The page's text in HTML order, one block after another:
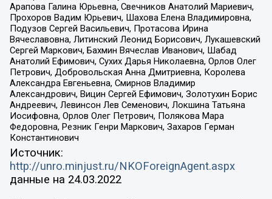
Арапова Галина Юрьевна, Свечников Анатолий Мариевич,
Прохоров Вадим Юрьевич, Шахова Елена Владимировна,
Подузов Сергей Васильевич, Протасова Ирина
Вячеславовна, Литинский Леонид Борисович, Лукашевский
Сергей Маркович, Бахмин Вячеслав Иванович, Шабад
Анатолий Ефимович, Сухих Дарья Николаевна, Орлов Олег
Петрович, Добровольская Анна Дмитриевна, Королева
Александра Евгеньевна, Смирнов Владимир
Александрович, Вицин Сергей Ефимович, Золотухин Борис
Андреевич, Левинсон Лев Семенович, Локшина Татьяна
Иосифовна, Орлов Олег Петрович, Полякова Мара
Федоровна, Резник Генри Маркович, Захаров Герман
Константинович
Источник:
http://unro.minjust.ru/NKOForeignAgent.aspx
данные на 24.03.2022